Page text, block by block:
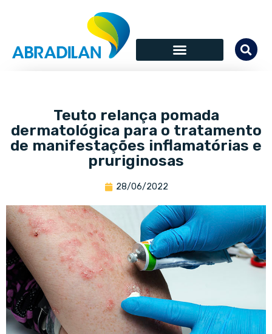
Teuto relança pomada
dermatológica para o tratamento
de manifestações inflamatórias e
pruriginosas
28/06/2022